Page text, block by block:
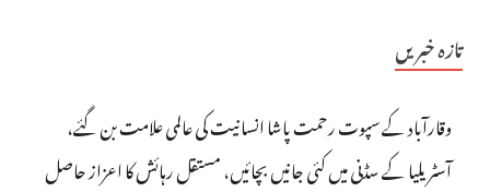
تازہ خبریں
وقارآباد کے سپوت رحمت پاشا انسانیت کی عالمی علامت بن گئے،
آسٹریلیا کے سڈنی میں کئی جانیں بچائیں، مستقل رہائش کا اعزاز حاصل